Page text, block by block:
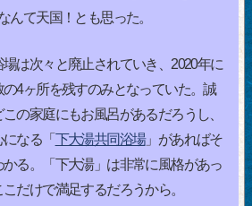
んて天国！とも思った。
は次々と廃止されていき、2020年に
4ヶ所を残すのみとなっていた。誠
の家庭にもお風呂があるだろうし、
なる「 下大湯共同浴場」があればそ
る。「下大湯」は非常に風格があっ
だけで満足するだろうから。